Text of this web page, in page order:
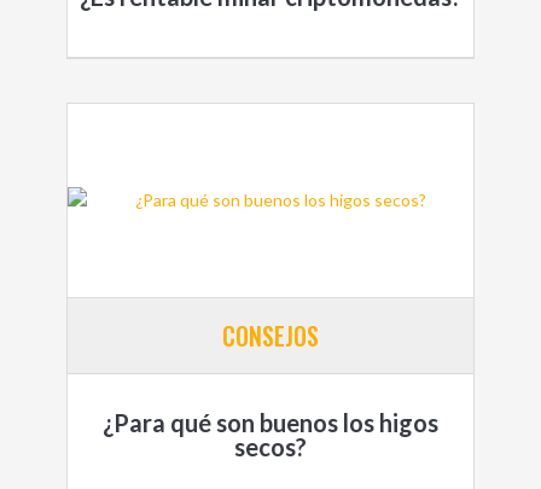
CONSEJOS
¿Para qué son buenos los higos
secos?